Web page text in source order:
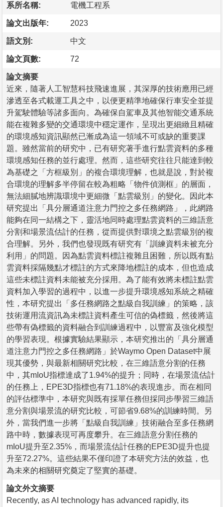
系所名稱: 電機工程系
論文出版年: 2023
語文別: 中文
論文頁數: 72
論文摘要
近來，隨著人工智慧科技飛速進展，其深厚的技術應用已經
滲透至各式載運工具之中，以便更精準地確保行車安全並提
升駕駛體驗等諸多面向。為確保自駕車及其他智能交通系統
能在複雜多變的交通環境中穩定運作，呈現出更細緻且精確
的環境感知資訊顯然已漸成為這一領域不可或缺的重要課
題。雖然當前的研究中，已有研究著手進行點雲資料的多種
環境感知任務的並行處理。然而，這些研究往往只能達到較
為基礎之「方框級別」的複合環境理解，也就是說，對於複
合環境的理解多半停留在較為粗略「物件偵測框」的層面，
無法細膩地辨識環境中更細微「點雲級別」的變化。因此本
研究提出「具分層通道注意力門控之多任務網路」，此網路
能夠在同一結構之下，靈活地同時處理點雲資料的三維語意
分割和場景流估計的任務，從而提供對環境之點雲級別的複
合理解。另外，我們也發現既有研究有「訓練資料未被充分
利用」的問題。因為點雲資料標註複雜且困難，所以既有點
雲資料採隔幾點才標註的方式來降地標註的成本，但也造成
這些未標註資料未能被充分採用。為了能有效將未標註點雲
資料加入學習的過程中，以進一步提升環境感知系統之精確
性，本研究提出「多任務網路之點級自我訓練」的策略，該
技術運用流資訊為未標註資料產生可信的偽標籤，然後將這
些帶有偽標籤的資料融合到訓練過程中，以豐富及強化模型
的學習表現。根據實驗結果顯示，本研究推出的「具分層通
道注意力門控之多任務網路」於Waymo Open Dataset中展
現其優勢，與最新相關研究比較，在三維語意分割的任務
中，其mIoU指標達成了1.94%的提升；同時，在場景流估計
的任務上，EPE3D指標也有71.18%的表現進步。而在相同
的評估標準中，本研究與既有採單任務但採同步學習三維語
意分割與場景流的研究比較，可節省9.68%的訓練時間。另
外，當我們進一步將「點級自我訓練」技術融合至多任務網
路中時，數據表現可再度攀升。在三維語意分割任務的
mIoU提升至2.35%，而場景流估計任務的EPE3D提升也提
升至72.27%。這些結果不僅印證了本研究方法的效益，也
為未來的相關研究奠定了堅實的基礎。
論文外文摘要
Recently, as AI technology has advanced rapidly, its